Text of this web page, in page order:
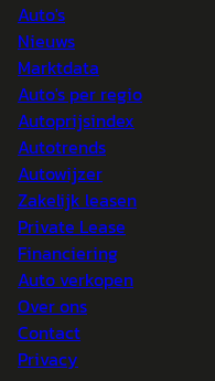
Auto's
Nieuws
Marktdata
Auto's per regio
Autoprijsindex
Autotrends
Autowijzer
Zakelijk leasen
Private Lease
Financiering
Auto verkopen
Over ons
Contact
Privacy